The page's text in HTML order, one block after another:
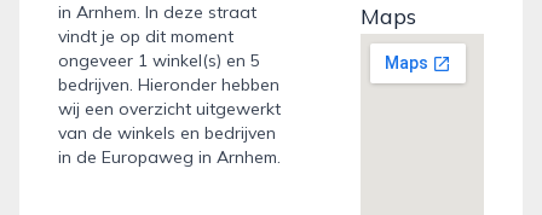
in Arnhem. In deze straat
vindt je op dit moment
ongeveer 1 winkel(s) en 5
bedrijven. Hieronder hebben
wij een overzicht uitgewerkt
van de winkels en bedrijven
in de Europaweg in Arnhem.
Maps